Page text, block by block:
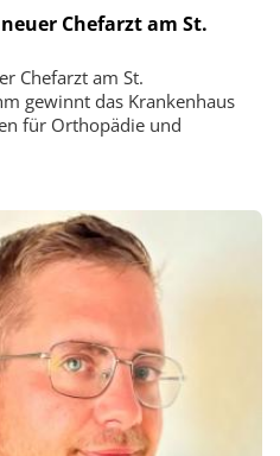
Chefarzt am St.
Chefarzt am St.
gewinnt das Krankenhaus
für Orthopädie und